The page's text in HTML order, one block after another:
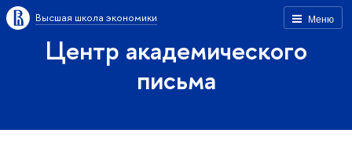
Меню
Высшая школа экономики
Центр академического
письма